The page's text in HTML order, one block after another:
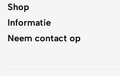
Shop
Informatie
Neem contact op